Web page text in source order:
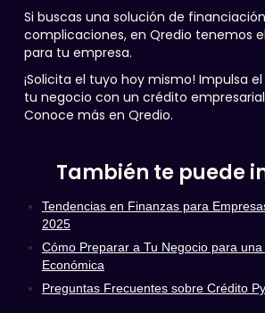
Si buscas una solución de
complicaciones, en Qredio tenemos
para tu empresa.
¡Solicita el tuyo hoy mismo! Impulsa
tu negocio con un crédito
Conoce más en Qredio.
También te puede
Tendencias en Finanzas para
2025
Cómo Preparar a Tu Negocio para una
Económica
Preguntas Frecuentes sobre Crédito